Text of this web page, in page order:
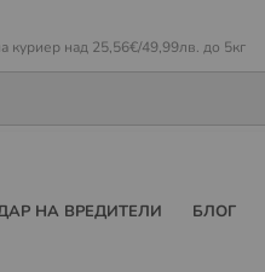
куриер над 25,56€/49,99лв. до 5кг
НА ВРЕДИТЕЛИ БЛОГ